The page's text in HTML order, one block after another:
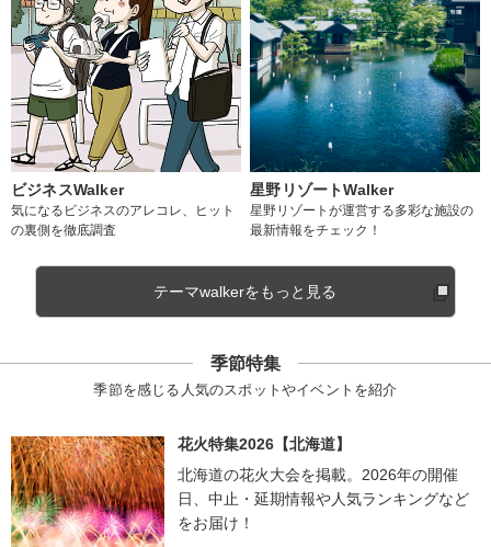
ビジネスWalker
気になるビジネスのアレコレ、ヒット
の裏側を徹底調査
星野リゾートWalker
星野リゾートが運営する多彩な施設の
最新情報をチェック！
テーマwalkerをもっと見る
季節特集
季節を感じる人気のスポットやイベントを紹介
花火特集2026【北海道】
北海道の花火大会を掲載。2026年の開催
日、中止・延期情報や人気ランキングなど
をお届け！